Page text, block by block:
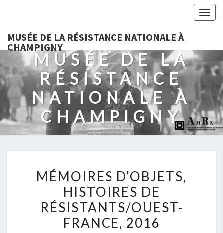
MUSÉE DE LA RÉSISTANCE NATIONALE À
CHAMPIGNY
MUSÉE DE LA
RÉSISTANCE
NATIONALE À
CHAMPIGNY
D’OBJETS,
HISTOIRES
DE
RÉSISTANTS/OUEST-
MÉMOIRES D’OBJETS,
HISTOIRES DE
RÉSISTANTS/OUEST-
FRANCE, 2016